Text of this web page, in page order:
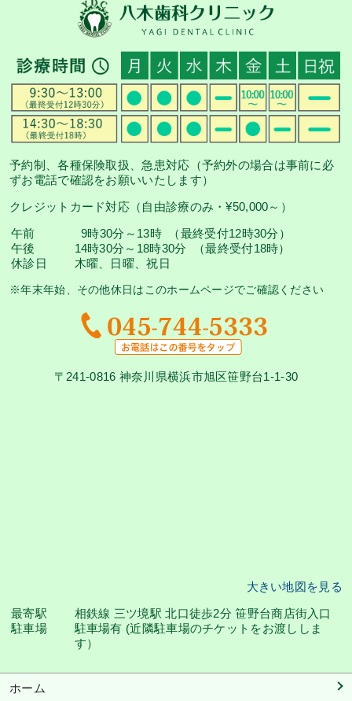
予約制、各種保険取扱、急患対応（予約外の場合は事前に必
ずお電話で確認をお願いいたします）
クレジットカード対応（自由診療のみ・¥50,000～）
午前
9時30分～13時 （最終受付12時30分）
午後
14時30分～18時30分 （最終受付18時）
休診日
木曜、日曜、祝日
※年末年始、その他休日はこのホームページでご確認ください
〒241-0816 神奈川県横浜市旭区笹野台1-1-30
大きい地図を見る
最寄駅
相鉄線 三ツ境駅 北口徒歩2分 笹野台商店街入口
駐車場
駐車場有 (近隣駐車場のチケットをお渡ししま
す）
ホーム